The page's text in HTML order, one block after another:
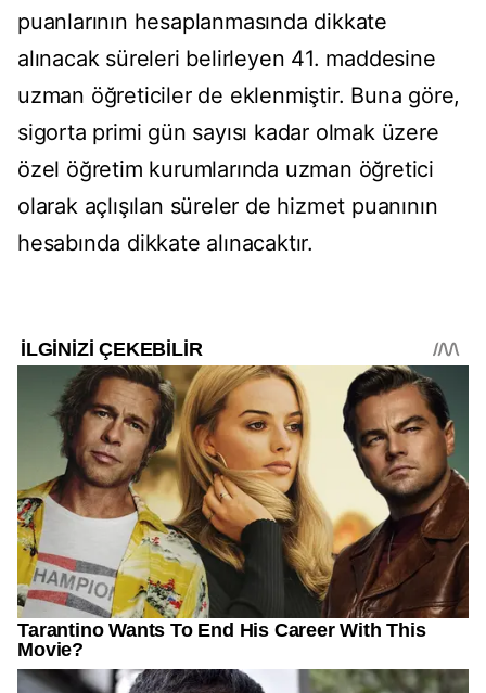
puanlarının hesaplanmasında dikkate
alınacak süreleri belirleyen 41. maddesine
uzman öğreticiler de eklenmiştir. Buna göre,
sigorta primi gün sayısı kadar olmak üzere
özel öğretim kurumlarında uzman öğretici
olarak açlışılan süreler de hizmet puanının
hesabında dikkate alınacaktır.